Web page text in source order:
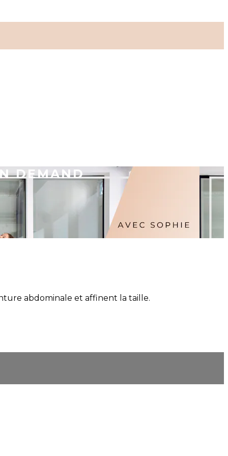
DEMAND
abdominale et affinent la taille.